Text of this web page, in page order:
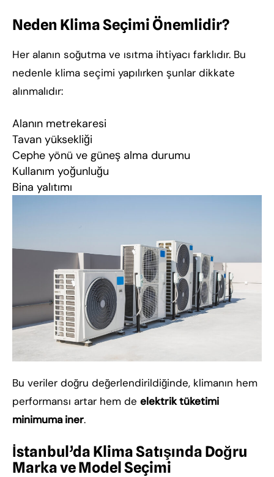
Neden Klima Seçimi Önemlidir?
Her alanın soğutma ve ısıtma ihtiyacı farklıdır. Bu
nedenle klima seçimi yapılırken şunlar dikkate
alınmalıdır:
Alanın metrekaresi
Tavan yüksekliği
Cephe yönü ve güneş alma durumu
Kullanım yoğunluğu
Bina yalıtımı
Bu veriler doğru değerlendirildiğinde, klimanın hem
performansı artar hem de elektrik tüketimi
minimuma iner.
İstanbul’da Klima Satışında Doğru
Marka ve Model Seçimi